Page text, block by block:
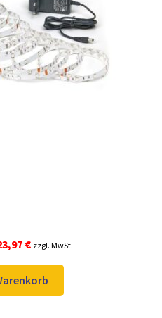
€
€Aktueller
ist:
23,97 €.
zzgl. MwSt.